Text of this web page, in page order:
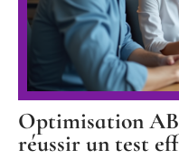
Optimisation
réussir un test